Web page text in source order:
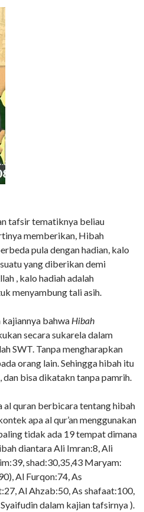
tafsir tematiknya beliau
memberikan, Hibah
pula dengan hadian, kalo
yang diberikan demi
, kalo hadiah adalah
menyambung tali asih.
bahwa Hibah
secara sukarela dalam
SWT. Tanpa mengharapkan
orang lain. Sehingga hibah itu
dan bisa dikatakn tanpa pamrih.
al quran berbicara tentang hibah
apa al qur’an menggunakan
tidak ada 19 tempat dimana
diantara Ali Imran:8, Ali
shad:30,35,43 Maryam:
Al Furqon:74, As
Al Ahzab:50, As shafaat:100,
dalam kajian tafsirnya ).